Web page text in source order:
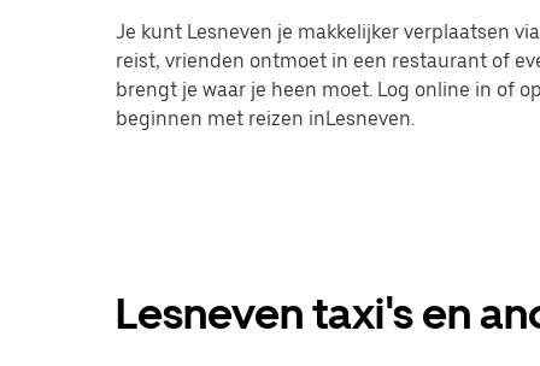
Je kunt Lesneven je makkelijker verplaatsen
reist, vrienden ontmoet in een restaurant of
brengt je waar je heen moet. Log online in of
beginnen met reizen inLesneven.
Lesneven taxi's en